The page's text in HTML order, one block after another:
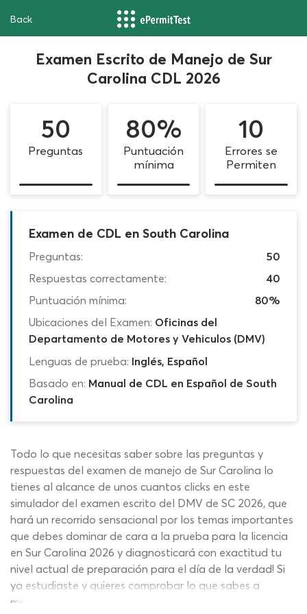
Back
Examen Escrito de Manejo de Sur
Carolina CDL 2026
50
Preguntas
80%
Puntuación
mínima
10
Errores se
Permiten
Examen de CDL en South Carolina
Preguntas:
50
Respuestas correctamente:
40
Puntuación mínima:
80%
Ubicaciones del Examen: Oficinas del
Departamento de Motores y Vehiculos (DMV)
Lenguas de prueba: Inglés, Español
Basado en: Manual de CDL en Español de South
Carolina
Todo lo que necesitas saber sobre las preguntas y
respuestas del examen de manejo de Sur Carolina lo
tienes al alcance de unos cuantos clicks en este
simulador del examen escrito del DMV de SC 2026, que
hará un recorrido sensacional por los temas importantes
que debes dominar de cara a la prueba para la licencia
en Sur Carolina 2026 y diagnosticará con exactitud tu
nivel actual de preparación para el día de la verdad! Si
ya estudiaste y quieres comprobar lo que sabes a
medida que detectas lo que necesitas mejorar o te